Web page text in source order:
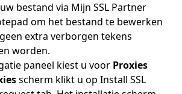
bestand via Mijn SSL Partner
om het bestand te bewerken
extra verborgen tekens
worden.
paneel kiest u voor Proxies
scherm klikt u op Install SSL